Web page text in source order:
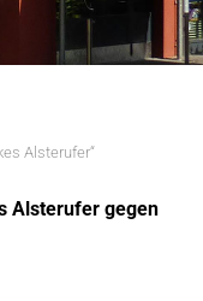
Alsterufer“
Alsterufer gegen